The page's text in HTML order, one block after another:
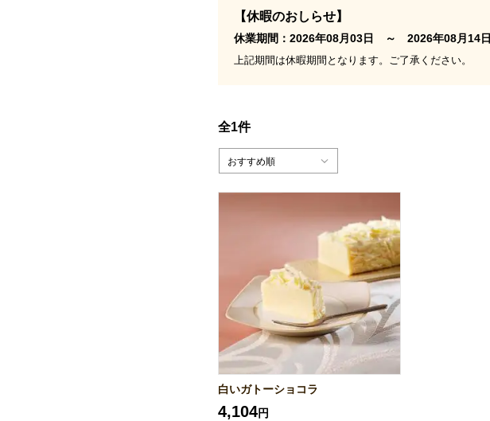
【休暇のおしらせ】
休業期間：2026年08月03日 ～ 2026年08月14日
上記期間は休暇期間となります。ご了承ください。
全1件
おすすめ順
白いガトーショコラ
4,104円